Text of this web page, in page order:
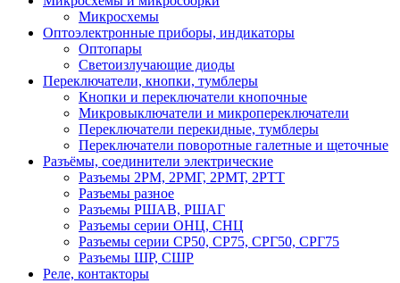
Микросхемы
Оптоэлектронные приборы, индикаторы
Оптопары
Светоизлучающие диоды
Переключатели, кнопки, тумблеры
Кнопки и переключатели кнопочные
Микровыключатели и микропереключатели
Переключатели перекидные, тумблеры
Переключатели поворотные галетные и щеточные
Разъёмы, соединители электрические
Разъемы 2РМ, 2РМГ, 2РМТ, 2РТТ
Разъемы разное
Разъемы РШАВ, РШАГ
Разъемы серии ОНЦ, СНЦ
Разъемы серии СР50, СР75, СРГ50, СРГ75
Разъемы ШР, СШР
Реле, контакторы